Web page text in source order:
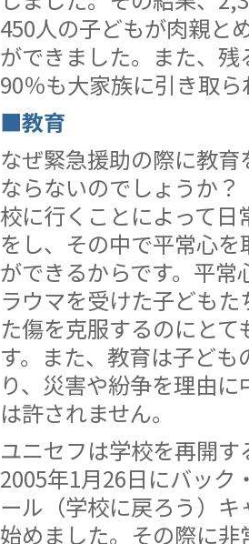
450人の子どもが肉親と
ができました。また、残
90％も大家族に引き取
■教育
なぜ緊急援助の際に教
ならないのでしょうか
校に行くことによって日
をし、その中で平常心
ができるからです。平常
ラウマを受けた子ども
た傷を克服するのにとて
す。また、教育は子ども
り、災害や紛争を理由
は許されません。
ユニセフは学校を再開す
2005年1月26日にバック
ール（学校に戻ろう）キ
始めました。その際に非